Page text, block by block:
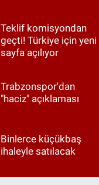
Teklif komisyondan
geçti! Türkiye için yeni
sayfa açılıyor
Trabzonspor'dan
"haciz" açıklaması
Binlerce küçükbaş
ihaleyle satılacak